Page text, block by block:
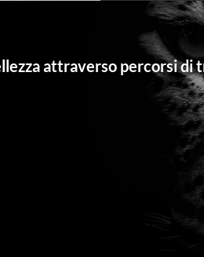
attraverso percorsi